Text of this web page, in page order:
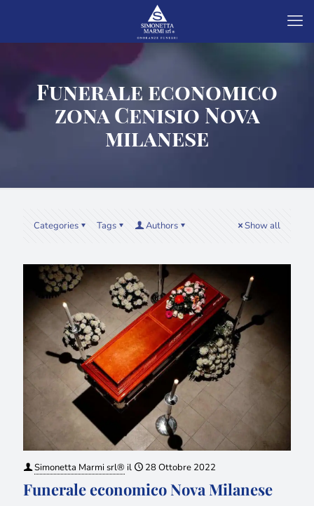
Funerale economico
zona Cenisio Nova
milanese
Categories Tags Authors Show all
Simonetta Marmi srl® il 28 Ottobre 2022
Funerale economico Nova Milanese